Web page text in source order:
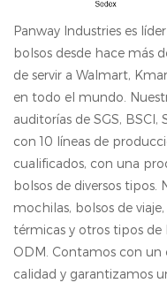
Panway Industries es
bolsos desde hace más
de servir a Walmart,
en todo el mundo.
auditorías de SGS,
con 10 líneas de
cualificados, con una
bolsos de diversos tipos.
mochilas, bolsos de
térmicas y otros tipos de
ODM. Contamos con
calidad y garantizamos